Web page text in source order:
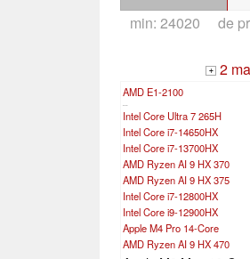
min: 24020 de
+ 2
AMD E1-2100
...
Intel Core Ultra 7 265H
Intel Core i7-14650HX
Intel Core i7-13700HX
AMD Ryzen AI 9 HX 370
AMD Ryzen AI 9 HX 375
Intel Core i7-12800HX
Intel Core i9-12900HX
Apple M4 Pro 14-Core
AMD Ryzen AI 9 HX 470